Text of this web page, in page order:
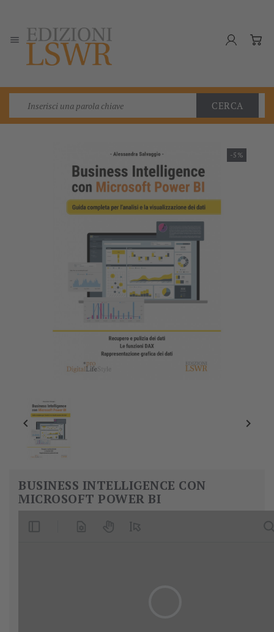

CERCA
-5%
 
BUSINESS INTELLIGENCE CON
MICROSOFT POWER BI